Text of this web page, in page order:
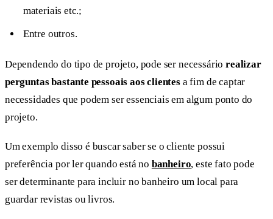
materiais etc.;
Entre outros.
Dependendo do tipo de projeto, pode ser necessáriorealizar
perguntas bastante pessoais aos clientesa fim de captar
necessidades que podem ser essenciais em algum ponto do
projeto.
Um exemplo disso é buscar saber se o cliente possui
preferência por ler quando está no banheiro, este fato pode
ser determinante para incluir no banheiro um local para
guardar revistas ou livros.